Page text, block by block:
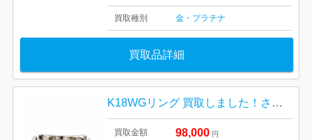
買取種別 金・プラチナ
買取品詳細
K18WGリング 買取しました！さすがや音更店
買取金額 98,000 円